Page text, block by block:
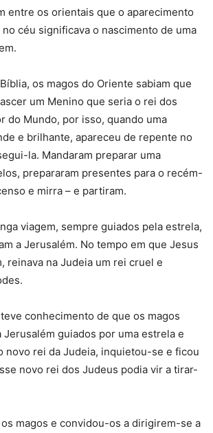
entre os orientais que o aparecimento
céu significava o nascimento de uma
os magos do Oriente sabiam que
um Menino que seria o rei dos
do Mundo, por isso, quando uma
e brilhante, apareceu de repente no
la. Mandaram preparar uma
prepararam presentes para o recém-
e mirra – e partiram.
viagem, sempre guiados pela estrela,
a Jerusalém. No tempo em que Jesus
reinava na Judeia um rei cruel e
conhecimento de que os magos
Jerusalém guiados por uma estrela e
novo rei da Judeia, inquietou-se e ficou
novo rei dos Judeus podia vir a tirar-
magos e convidou-os a dirigirem-se a